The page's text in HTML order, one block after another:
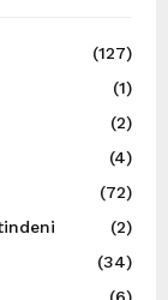
(127)
(1)
(2)
(4)
(72)
(2)
(34)
(6)